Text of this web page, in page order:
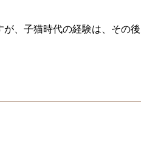
、子猫時代の経験は、その後